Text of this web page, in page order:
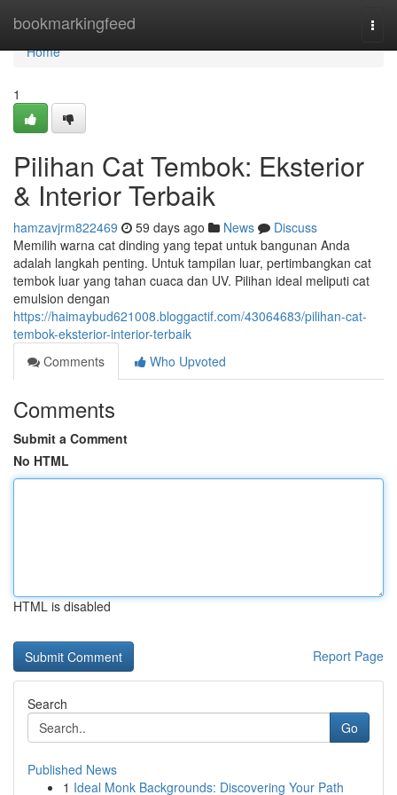
bookmarkingfeed
Home
Home
1
Pilihan Cat Tembok: Eksterior
& Interior Terbaik
hamzavjrm822469 59 days ago News
Discuss
Memilih warna cat dinding yang tepat untuk bangunan Anda
adalah langkah penting. Untuk tampilan luar, pertimbangkan cat
tembok luar yang tahan cuaca dan UV. Pilihan ideal meliputi cat
emulsion dengan
https://haimaybud621008.bloggactif.com/43064683/pilihan-cat-
tembok-eksterior-interior-terbaik
Comments
Who Upvoted
Comments
Submit a Comment
No HTML
HTML is disabled
Report Page
Search
Go
Published News
1 Ideal Monk Backgrounds: Discovering Your Path